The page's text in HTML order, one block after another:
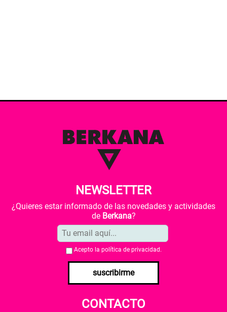
NEWSLETTER
¿Quieres estar informado de las novedades y actividades
de Berkana?
Acepto la política de privacidad .
suscribirme
CONTACTO